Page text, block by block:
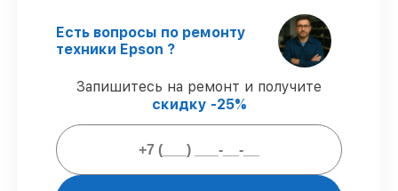
Соблюдение сроков восстановления
соблюдаем сроки починки мфу L3100,
согласованные с клиентом.
– предоставляем
официальное гарантийное
сопровождение после восстановления.
Мы гарантируем:
Есть вопросы по ремонту
техники Epson ?
Запишитесь на ремонт и получите
скидку -25%